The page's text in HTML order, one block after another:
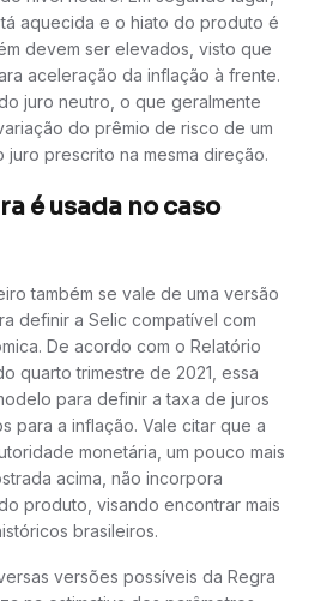
aquecida e o hiato do produto é
devem ser elevados, visto que
aceleração da inflação à frente.
juro neutro, o que geralmente
do prêmio de risco de um
juro prescrito na mesma direção.
é usada no caso
também se vale de uma versão
definir a Selic compatível com
De acordo com o Relatório
quarto trimestre de 2021, essa
para definir a taxa de juros
para a inflação. Vale citar que a
monetária, um pouco mais
acima, não incorpora
produto, visando encontrar mais
brasileiros.
versões possíveis da Regra